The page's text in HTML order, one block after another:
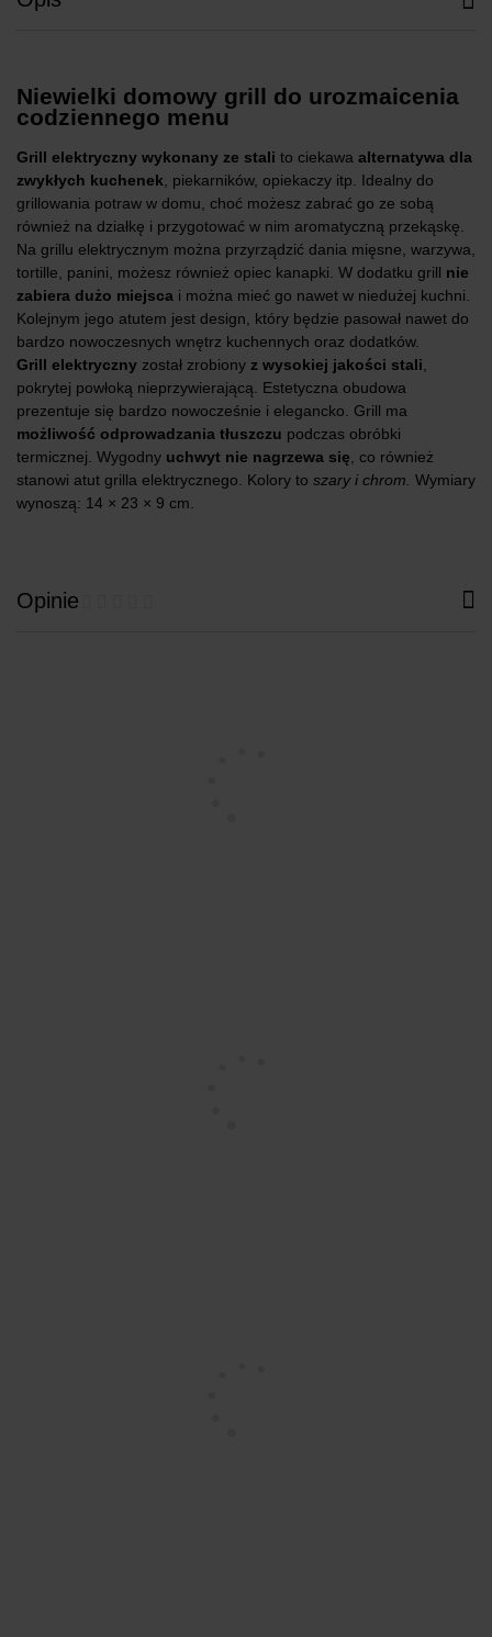
Niewielki domowy grill do urozmaicenia
codziennego menu
Grill elektryczny wykonany ze stali to ciekawa alternatywa dla
zwykłych kuchenek , piekarników, opiekaczy itp. Idealny do
grillowania potraw w domu, choć możesz zabrać go ze sobą
również na działkę i przygotować w nim aromatyczną przekąskę.
Na grillu elektrycznym można przyrządzić dania mięsne, warzywa,
tortille, panini, możesz również opiec kanapki. W dodatku grill nie
zabiera dużo miejsca i można mieć go nawet w niedużej kuchni.
Kolejnym jego atutem jest design, który będzie pasował nawet do
bardzo nowoczesnych wnętrz kuchennych oraz dodatków.
Grill elektryczny został zrobiony z wysokiej jakości stali
pokrytej powłoką nieprzywierającą. Estetyczna obudowa
prezentuje się bardzo nowocześnie i elegancko. Grill ma
możliwość odprowadzania tłuszczu podczas obróbki
termicznej. Wygodny uchwyt nie nagrzewa się , co również
stanowi atut grilla elektrycznego. Kolory to szary i chrom. Wymiary
wynoszą: 14 × 23 × 9 cm.
Opinie